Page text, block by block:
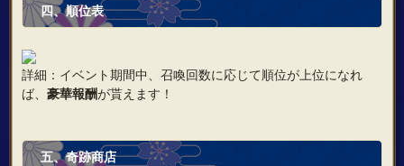
四、順位表
詳細：イベント期間中、召喚回数に応じて順位が上位になれ
ば、 豪華報酬が貰えます！
五、奇跡商店